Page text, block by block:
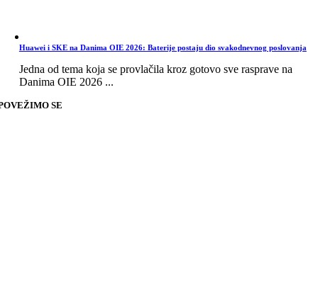
Huawei i SKE na Danima OIE 2026: Baterije postaju dio svakodnevnog poslovanja
Jedna od tema koja se provlačila kroz gotovo sve rasprave na
Danima OIE 2026 ...
SE